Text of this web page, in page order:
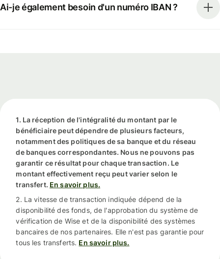
Ai-je également besoin d'un numéro IBAN ?
1. La réception de l'intégralité du montant par le
bénéficiaire peut dépendre de plusieurs facteurs,
notamment des politiques de sa banque et du réseau
de banques correspondantes. Nous ne pouvons pas
garantir ce résultat pour chaque transaction. Le
montant effectivement reçu peut varier selon le
transfert. En savoir plus.
2. La vitesse de transaction indiquée dépend de la
disponibilité des fonds, de l'approbation du système de
vérification de Wise et de la disponibilité des systèmes
bancaires de nos partenaires. Elle n'est pas garantie pour
tous les transferts. En savoir plus.